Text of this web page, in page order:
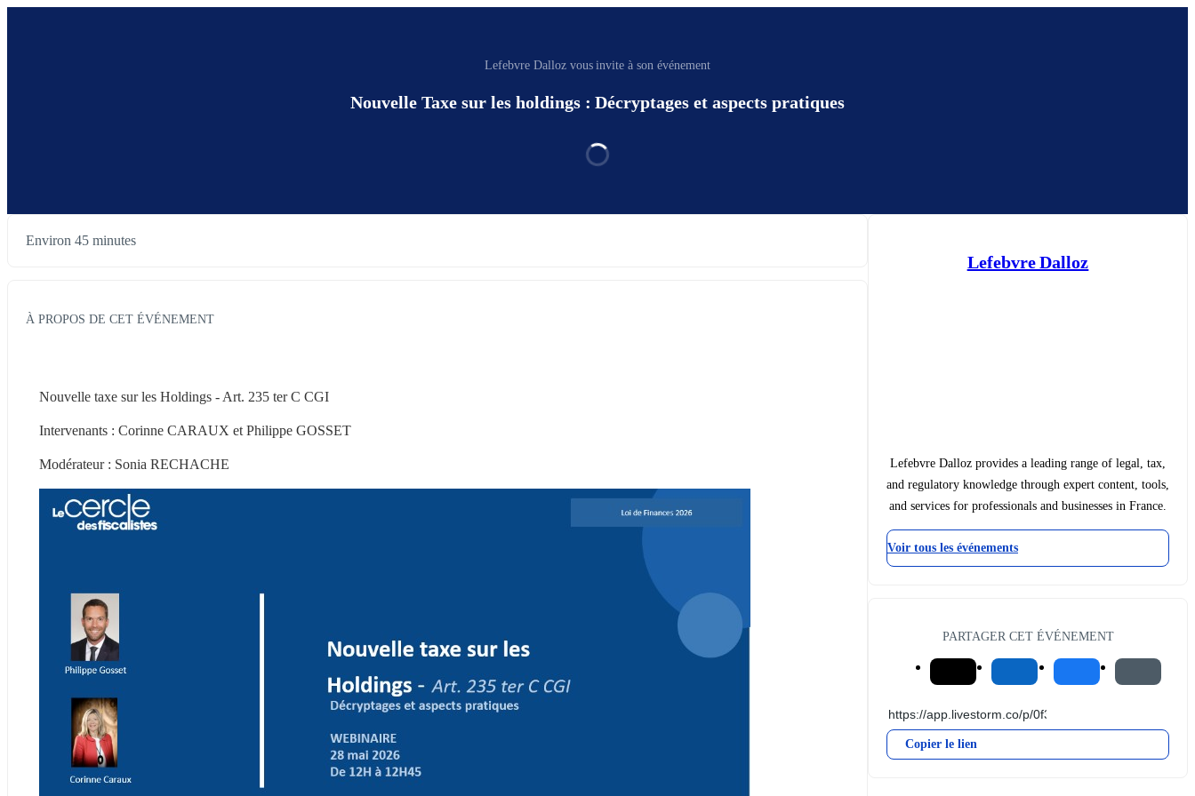
Lefebvre Dalloz vous invite à son événement
Nouvelle Taxe sur les holdings : Décryptages et aspects pratiques
Environ 45 minutes
À PROPOS DE CET ÉVÉNEMENT
Nouvelle taxe sur les Holdings - Art. 235 ter C CGI
Intervenants : Corinne CARAUX et Philippe GOSSET
Modérateur : Sonia RECHACHE
Lefebvre Dalloz
Lefebvre Dalloz provides a leading range of legal, tax,
and regulatory knowledge through expert content, tools,
and services for professionals and businesses in France.
Voir tous les événements
PARTAGER CET ÉVÉNEMENT
Copier le lien